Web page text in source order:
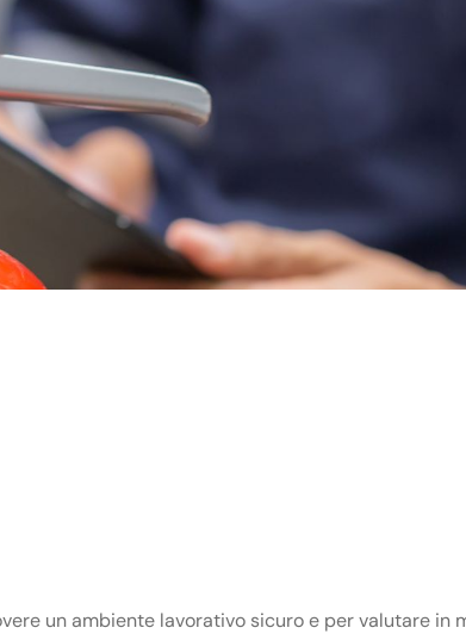
un ambiente lavorativo sicuro e per valutare in